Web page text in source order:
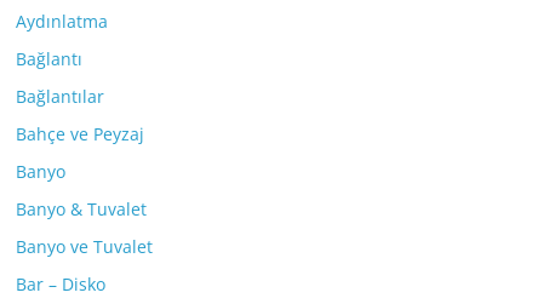
Aydınlatma
Bağlantı
Bağlantılar
Bahçe ve Peyzaj
Banyo
Banyo & Tuvalet
Banyo ve Tuvalet
Bar – Disko